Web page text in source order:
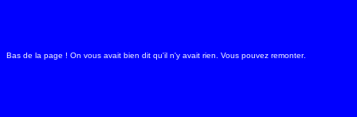
Bas de la page ! On vous avait bien dit qu'il n'y avait rien. Vous pouvez remonter.